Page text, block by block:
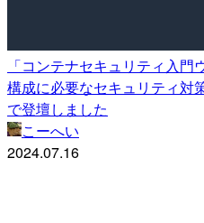
「コンテナセキュリティ入
構成に必要なセキュリティ対
で登壇しました
こーへい
2024.07.16